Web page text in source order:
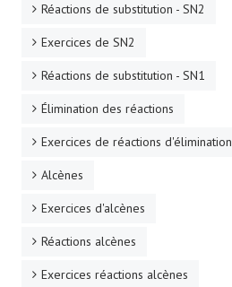
Réactions de substitution - SN2
Exercices de SN2
Réactions de substitution - SN1
Élimination des réactions
Exercices de réactions d'élimination
Alcènes
Exercices d'alcènes
Réactions alcènes
Exercices réactions alcènes